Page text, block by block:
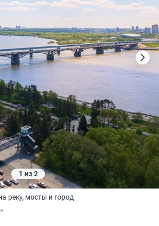
1 из 2
реку, мосты и город